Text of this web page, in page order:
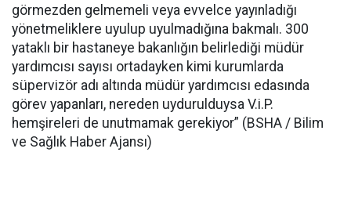
görmezden gelmemeli veya evvelce yayınladığı
yönetmeliklere uyulup uyulmadığına bakmalı. 300
yataklı bir hastaneye bakanlığın belirlediği müdür
yardımcısı sayısı ortadayken kimi kurumlarda
süpervizör adı altında müdür yardımcısı edasında
görev yapanları, nereden uydurulduysa V.i.P.
hemşireleri de unutmamak gerekiyor” (BSHA / Bilim
ve Sağlık Haber Ajansı)